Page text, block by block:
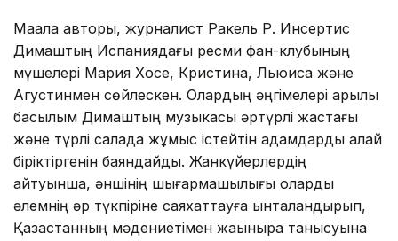
Мақала авторы, журналист Ракель Р. Инсертис
Димаштың Испаниядағы ресми фан-клубының
мүшелері Мария Хосе, Кристина, Льюиса және
Агустинмен сөйлескен. Олардың әңгімелері арқылы
басылым Димаштың музыкасы әртүрлі жастағы
және түрлі салада жұмыс істейтін адамдарды қалай
біріктіргенін баяндайды. Жанкүйерлердің
айтуынша, әншінің шығармашылығы оларды
әлемнің әр түкпіріне саяхаттауға ынталандырып,
Қазақстанның мәдениетімен жақынырақ танысуына